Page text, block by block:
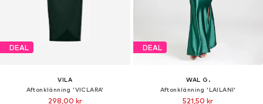
DEAL
VILA
Aftonklänning 'VICLARA'
298,00 kr
DEAL
WAL G.
Aftonklänning 'LAILANI'
521,50 kr